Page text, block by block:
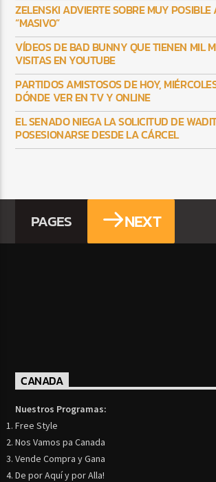
ZELENSKI ADVIERTE SOBRE MUY POSIBLE
“MASIVO”
VÍDEOS DE BAD BUNNY QUE TIENEN MIL
VISITAS EN YOUTUBE
PARTIDOS AMISTOSOS DE HOY,
DÓNDE VER EN TV Y ONLINE
EL SENADO NIEGA LA SOLICITUD DE
POSESIONARSE DESDE LA CÁRCEL
PAGES NEXT
CANADA
Nuestros Programas:
Free Style
Nos Vamos pa Canada
Vende Compra y Gana
De por Aquí y por Alla!